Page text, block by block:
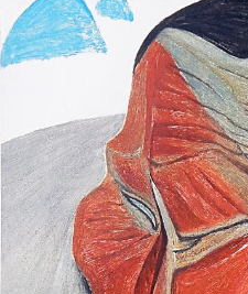
#LVIV
UA
ENG